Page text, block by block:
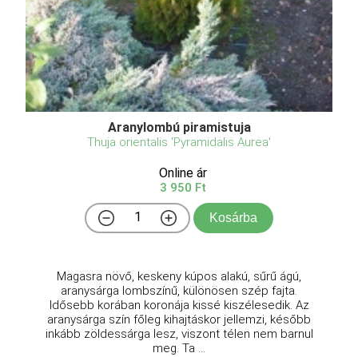
Aranylombú piramistuja
Thuja orientalis 'Pyramidalis Aurea'
Online ár
3 950 Ft
Kosárba
Magasra növő, keskeny kúpos alakú, sűrű ágú,
aranysárga lombszínű, különösen szép fajta.
Idősebb korában koronája kissé kiszélesedik. Az
aranysárga szín főleg kihajtáskor jellemzi, később
inkább zöldessárga lesz, viszont télen nem barnul
meg. Ta ...